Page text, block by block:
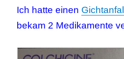
Ich hatte einen
bekam 2 Medikamente